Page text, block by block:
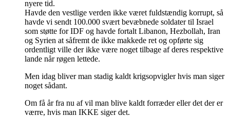
nyere tid.
Havde den vestlige verden ikke været fuldstændig korrupt, så
havde vi sendt 100.000 svært bevæbnede soldater til Israel
som støtte for IDF og havde fortalt Libanon, Hezbollah, Iran
og Syrien at såfremt de ikke makkede ret og opførte sig
ordentligt ville der ikke være noget tilbage af deres respektive
lande når røgen lettede.
Men idag bliver man stadig kaldt krigsopvigler hvis man siger
noget sådant.
Om få år fra nu af vil man blive kaldt forræder eller det der er
værre, hvis man IKKE siger det.